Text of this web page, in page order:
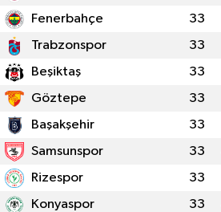
Fenerbahçe 33
Trabzonspor 33
Beşiktaş 33
Göztepe 33
Başakşehir 33
Samsunspor 33
Rizespor 33
Konyaspor 33